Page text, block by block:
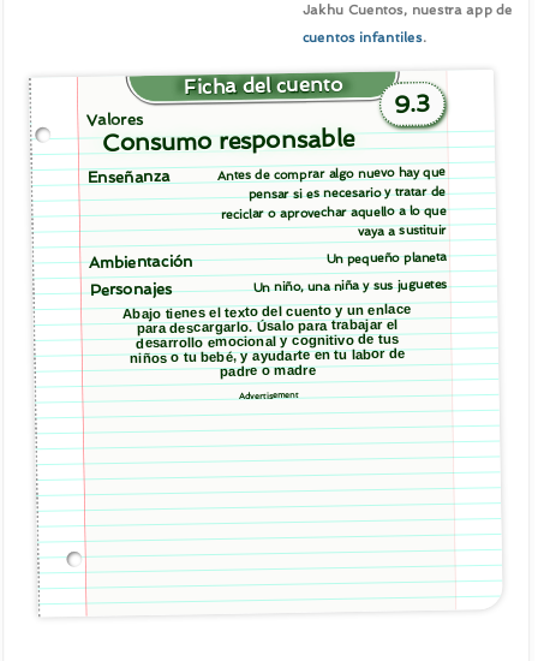
Jakhu Cuentos, nuestra app de
cuentos infantiles.
Ficha del cuento
9.3
Valores
Consumo responsable
Enseñanza Antes de comprar algo nuevo hay que
pensar si es necesario y tratar de
reciclar o aprovechar aquello a lo que
vaya a sustituir
Ambientación Un pequeño planeta
Personajes Un niño, una niña y sus juguetes
Abajo tienes el texto del cuento y un enlace
para descargarlo. Úsalo para trabajar el
desarrollo emocional y cognitivo de tus
niños o tu bebé, y ayudarte en tu labor de
padre o madre
Advertisement